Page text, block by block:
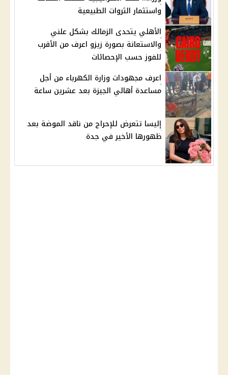
واستثمار الثروات الطبيعية
الأهلي يتحدى الزمالك بشكل علني
والاستعانة بصورة زيزو اعرف من الأقرب
للفوز حسب الإحصائات
اعرف مجهودات وزارة الكهرباء من أجل
مساعدة أهالي الجيزة بعد عشرين ساعة
إليسا تتعرض للإحراج من ناقد الموضة بعد
ظهورها الأخير في جدة